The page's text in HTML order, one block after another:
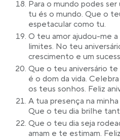
Para o mundo podes ser
tu és o mundo. Que o
espetacular como tu.
O teu amor ajudou-me a
limites. No teu
crescimento e um
Que o teu aniversário
é o dom da vida.
os teus sonhos. Feliz
A tua presença na
Que o teu dia brilhe
Que o teu dia seja
amam e te estimam.